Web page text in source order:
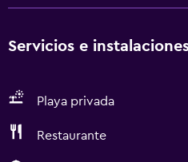
Servicios e
Playa privada
Restaurante